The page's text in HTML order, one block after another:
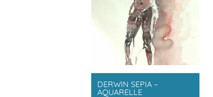
DERWIN SEPIA –
AQUARELLE